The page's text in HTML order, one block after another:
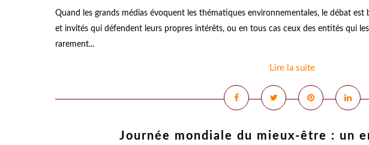
Quand les grands médias évoquent les thématiques environnementales, le débat
et invités qui défendent leurs propres intérêts, ou en tous cas ceux des entités qui
rarement...
Lire la suite
Journée mondiale du mieux-être : un